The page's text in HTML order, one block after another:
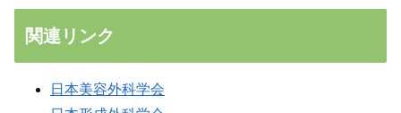
関連リンク
日本美容外科学会